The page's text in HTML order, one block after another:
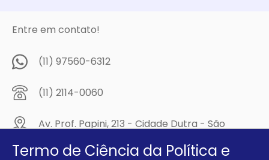
Entre em contato!
(11) 97560-6312
(11) 2114-0060
Av. Prof. Papini, 213 - Cidade Dutra - São
Termo de Ciência da Política e